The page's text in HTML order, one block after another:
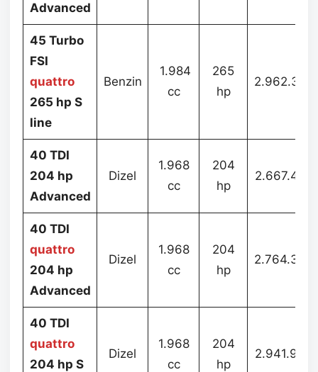
Advanced
45 Turbo
FSI
quattro
265 hp S
line
Benzin
1.984
cc
265
hp
2.962.392
40 TDI
204 hp
Advanced
Dizel
1.968
cc
204
hp
2.667.462
40 TDI
quattro
204 hp
Advanced
Dizel
1.968
cc
204
hp
2.764.392
40 TDI
quattro
204 hp S
Dizel
1.968
cc
204
hp
2.941.962